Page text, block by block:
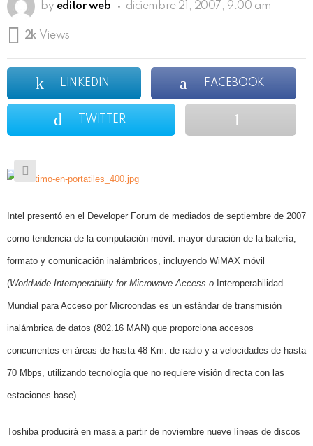
by editor web diciembre 21, 2007, 9:00 am
2k Views
LINKEDIN FACEBOOK
TWITTER
Intel presentó en el Developer Forum de mediados de septiembre de 2007
como tendencia de la computación móvil: mayor duración de la batería,
formato y comunicación inalámbricos, incluyendo WiMAX móvil
(Worldwide Interoperability for Microwave Access o Interoperabilidad
Mundial para Acceso por Microondas es un estándar de transmisión
inalámbrica de datos (802.16 MAN) que proporciona accesos
concurrentes en áreas de hasta 48 Km. de radio y a velocidades de hasta
70 Mbps, utilizando tecnología que no requiere visión directa con las
estaciones base).
Toshiba producirá en masa a partir de noviembre nueve líneas de discos